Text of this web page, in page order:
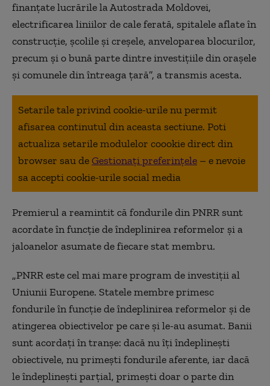
finanțate lucrările la Autostrada Moldovei,
electrificarea liniilor de cale ferată, spitalele aflate în
construcție, școlile și creșele, anveloparea blocurilor,
precum și o bună parte dintre investițiile din orașele
și comunele din întreaga țară”, a transmis acesta.
Setarile tale privind cookie-urile nu permit
afisarea continutul din aceasta sectiune. Poti
actualiza setarile modulelor coookie direct din
browser sau deGestionați preferințele – e nevoie
sa accepti cookie-urile social media
Premierul a reamintit că fondurile din PNRR sunt
acordate în funcție de îndeplinirea reformelor și a
jaloanelor asumate de fiecare stat membru.
„PNRR este cel mai mare program de investiții al
Uniunii Europene. Statele membre primesc
fondurile în funcție de îndeplinirea reformelor și de
atingerea obiectivelor pe care și le-au asumat. Banii
sunt acordați în tranșe: dacă nu îți îndeplinești
obiectivele, nu primești fondurile aferente, iar dacă
le îndeplinești parțial, primești doar o parte din